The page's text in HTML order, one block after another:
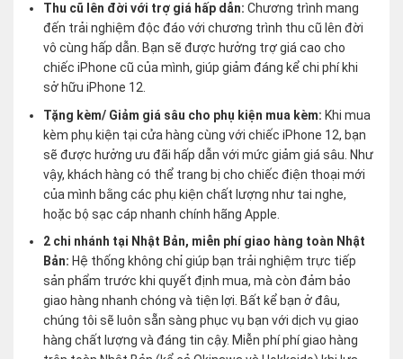
Thu cũ lên đời với trợ giá hấp dẫn:Chương trình mang
đến trải nghiệm độc đáo với chương trình thu cũ lên đời
vô cùng hấp dẫn. Bạn sẽ được hưởng trợ giá cao cho
chiếc iPhone cũ của mình, giúp giảm đáng kể chi phí khi
sở hữu iPhone 12.
Tặng kèm/ Giảm giá sâu cho phụ kiện mua kèm: Khi mua
kèm phụ kiện tại cửa hàng cùng với chiếc iPhone 12, bạn
sẽ được hưởng ưu đãi hấp dẫn với mức giảm giá sâu. Như
vậy, khách hàng có thể trang bị cho chiếc điện thoại mới
của mình bằng các phụ kiện chất lượng như tai nghe,
hoặc bộ sạc cáp nhanh chính hãng Apple.
2 chi nhánh tại Nhật Bản, miễn phí giao hàng toàn Nhật
Bản: Hệ thống không chỉ giúp bạn trải nghiệm trực tiếp
sản phẩm trước khi quyết định mua, mà còn đảm bảo
giao hàng nhanh chóng và tiện lợi. Bất kể bạn ở đâu,
chúng tôi sẽ luôn sẵn sàng phục vụ bạn với dịch vụ giao
hàng chất lượng và đáng tin cậy. Miễn phí phí giao hàng